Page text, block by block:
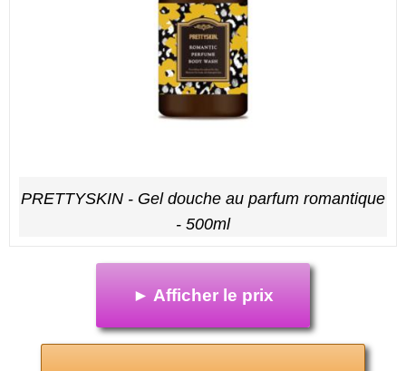
PRETTYSKIN - Gel douche au parfum romantique
- 500ml
► Afficher le prix